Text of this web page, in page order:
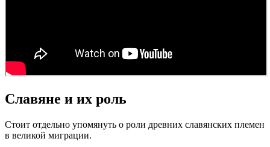
Славяне и их роль
Стоит отдельно упомянуть о роли древних славянских племен
в великой миграции.